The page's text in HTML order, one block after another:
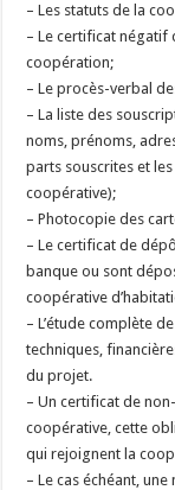
– Les statuts de la
– Le certificat négatif
coopération;
– Le procès-verbal
– La liste des
noms, prénoms,
parts souscrites et
coopérative);
– Photocopie des
– Le certificat de
banque ou sont
coopérative
– L’étude complète
techniques,
du projet.
– Un certificat de
coopérative, cette
qui rejoignent la
– Le cas échéant,